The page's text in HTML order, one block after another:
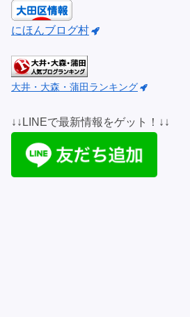
にほんブログ村
大井・大森・蒲田ランキング
↓↓LINEで最新情報をゲット！↓↓